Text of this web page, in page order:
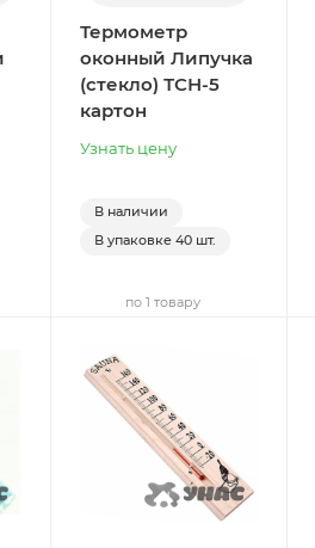
Термометр
оконный Липучка
(стекло) ТСН-5
картон
Узнать цену
В наличии
В упаковке 40 шт.
по 1 товару